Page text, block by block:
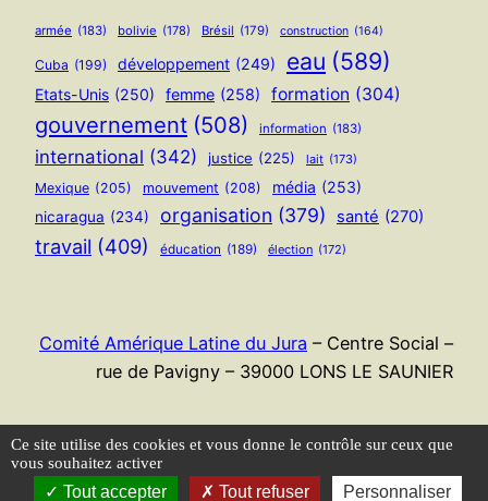
armée (183) bolivie (178) Brésil (179) construction (164)
Cuba (199) développement (249) eau (589)
Etats-Unis (250) femme (258) formation (304)
gouvernement (508) information (183)
international (342) justice (225) lait (173)
Mexique (205) mouvement (208) média (253)
nicaragua (234) organisation (379) santé (270)
travail (409) éducation (189) élection (172)
Comité Amérique Latine du Jura – Centre Social –
rue de Pavigny – 39000 LONS LE SAUNIER
Flux RSS
Ce site utilise des cookies et vous donne le contrôle sur ceux que
vous souhaitez activer
Tout accepter Tout refuser Personnaliser